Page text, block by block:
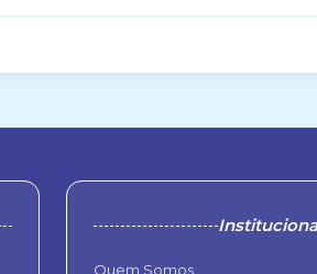
Quem Somos